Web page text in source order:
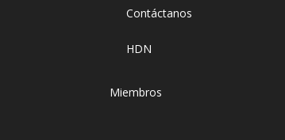
Contáctanos
HDN
Miembros